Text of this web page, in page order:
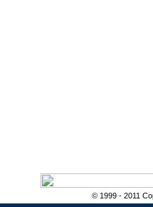
© 1999 - 2011